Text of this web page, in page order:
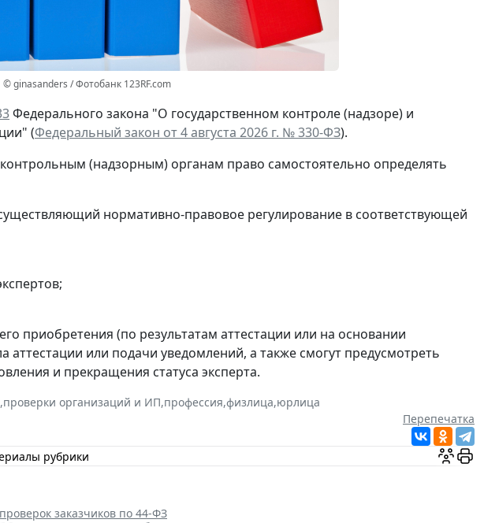
© ginasanders / Фотобанк 123RF.com
Федерального закона "О государственном контроле (надзоре) и
(Федеральный закон от 4 августа 2026 г. № 330-ФЗ).
(надзорным) органам право самостоятельно определять
нормативно-правовое регулирование в соответствующей
приобретения (по результатам аттестации или на основании
аттестации или подачи уведомлений, а также смогут предусмотреть
и прекращения статуса эксперта.
,проверки организаций и ИП,профессия,физлица,юрлица
Перепечатка
рубрики
заказчиков по 44-ФЗ